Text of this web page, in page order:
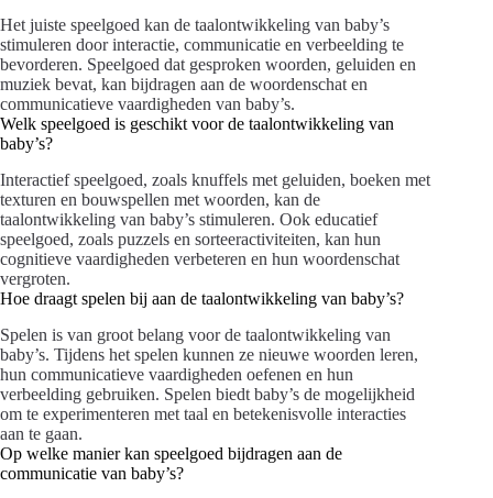
Het juiste speelgoed kan de taalontwikkeling van baby’s
stimuleren door interactie, communicatie en verbeelding te
bevorderen. Speelgoed dat gesproken woorden, geluiden en
muziek bevat, kan bijdragen aan de woordenschat en
communicatieve vaardigheden van baby’s.
Welk speelgoed is geschikt voor de taalontwikkeling van
baby’s?
Interactief speelgoed, zoals knuffels met geluiden, boeken met
texturen en bouwspellen met woorden, kan de
taalontwikkeling van baby’s stimuleren. Ook educatief
speelgoed, zoals puzzels en sorteeractiviteiten, kan hun
cognitieve vaardigheden verbeteren en hun woordenschat
vergroten.
Hoe draagt spelen bij aan de taalontwikkeling van baby’s?
Spelen is van groot belang voor de taalontwikkeling van
baby’s. Tijdens het spelen kunnen ze nieuwe woorden leren,
hun communicatieve vaardigheden oefenen en hun
verbeelding gebruiken. Spelen biedt baby’s de mogelijkheid
om te experimenteren met taal en betekenisvolle interacties
aan te gaan.
Op welke manier kan speelgoed bijdragen aan de
communicatie van baby’s?